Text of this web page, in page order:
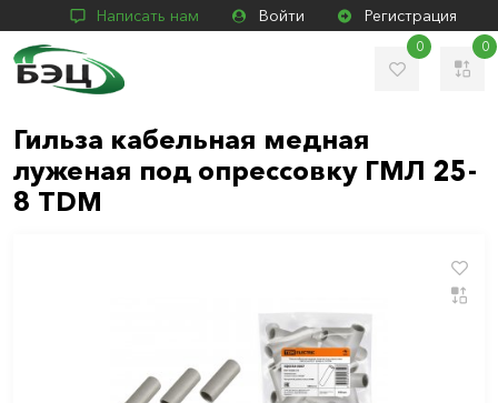
Написать нам Войти Регистрация
0 0
Гильза кабельная медная
луженая под опрессовку ГМЛ 25-
8 TDM